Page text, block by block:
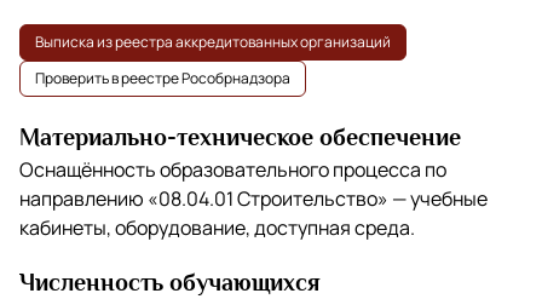
Выписка из реестра аккредитованных организаций
Проверить в реестре Рособрнадзора
Материально-техническое обеспечение
Оснащённость образовательного процесса по
направлению «08.04.01 Строительство» — учебные
кабинеты, оборудование, доступная среда.
Численность обучающихся